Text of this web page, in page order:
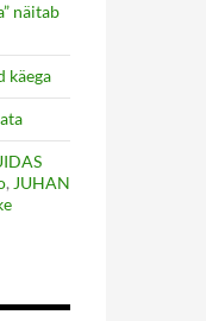
näitab
käega
, JUHAN